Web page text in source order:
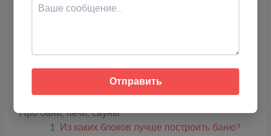
воняет канализацией?
Про бани, печи, сауны:
Из каких блоков лучше построить баню?
Отправить